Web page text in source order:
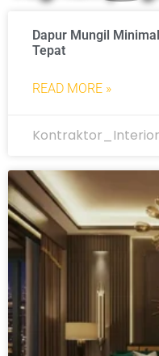
Dapur Mungil
Tepat
READ MORE »